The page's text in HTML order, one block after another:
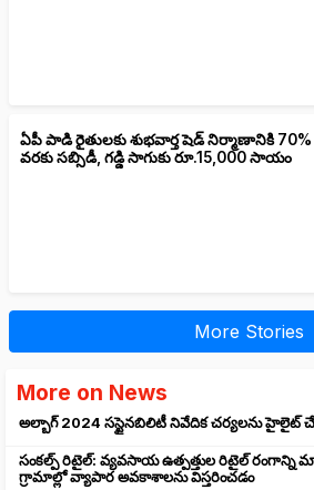
ఏపీ పాడి రైతులకు శుభవార్త షెడ్ నిర్మాణానికి 70%
వరకు సబ్సిడీ, గడ్డి సాగుకు రూ.15,000 సాయం
More Stories
More on News
అల్బాగ్ 2024 సస్టైనబిలిటీ నివేదిక చర్యలను హైలైట్
సంకల్ప్ రిటైల్: వ్యవసాయ ఉత్పత్తుల రిటైల్ రంగాన్ని
గ్రామాల్లో వ్యాపార అవకాశాలను విస్తరించడం